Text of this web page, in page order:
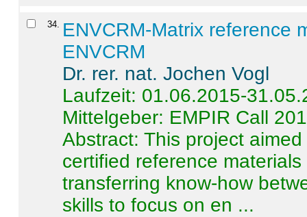
34. ENVCRM-Matrix reference
ENVCRM
Dr. rer. nat. Jochen Vogl
Laufzeit: 01.06.2015-
Mittelgeber: EMPIR Call
Abstract:This project
certified reference
transferring know-how
skills to focus on en ...